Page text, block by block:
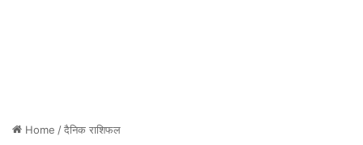
Home /दैनिक राशिफल